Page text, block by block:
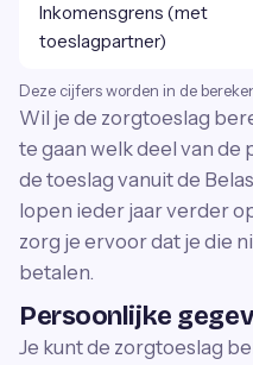
Inkomensgrens (met
toeslagpartner)
Deze cijfers worden in de
Wil je de zorgtoeslag
te gaan welk deel van
de toeslag vanuit de
lopen ieder jaar verder
zorg je ervoor dat je die
betalen.
Persoonlijke
Je kunt de zorgtoeslag